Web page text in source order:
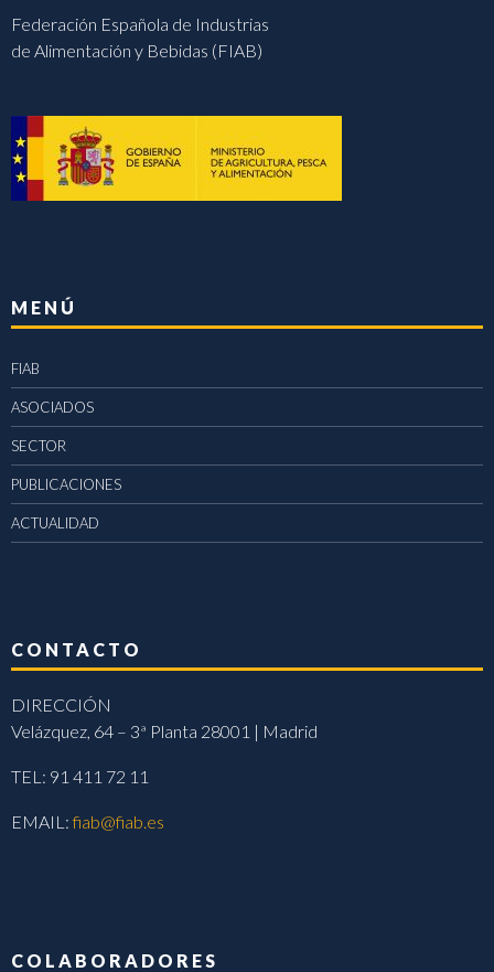
Federación Española de Industrias
de Alimentación y Bebidas (FIAB)
MENÚ
FIAB
ASOCIADOS
SECTOR
PUBLICACIONES
ACTUALIDAD
CONTACTO
DIRECCIÓN
Velázquez, 64 – 3ª Planta 28001 | Madrid
TEL: 91 411 72 11
EMAIL:fiab@fiab.es
COLABORADORES